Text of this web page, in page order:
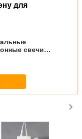
для
свечи